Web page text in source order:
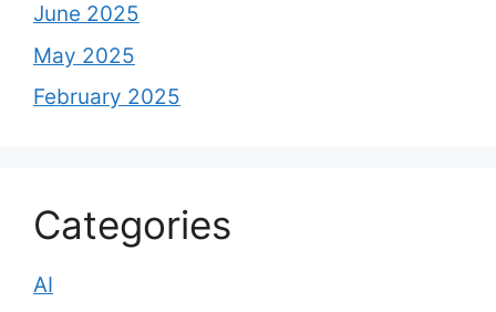
June 2025
May 2025
February 2025
Categories
AI